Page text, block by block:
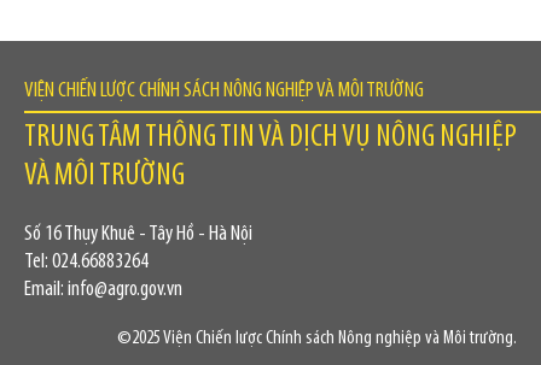
VIỆN CHIẾN LƯỢC CHÍNH SÁCH NÔNG NGHIỆP VÀ MÔI TRƯỜNG
TRUNG TÂM THÔNG TIN VÀ DỊCH VỤ NÔNG NGHIỆP
VÀ MÔI TRƯỜNG
Số 16 Thụy Khuê - Tây Hồ - Hà Nội
Tel: 024.66883264
Email: info@agro.gov.vn
©2025 Viện Chiến lược Chính sách Nông nghiệp và Môi trường.